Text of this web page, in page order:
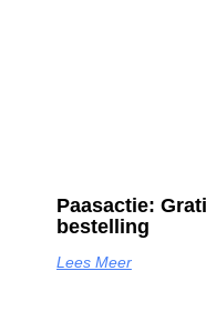
Paasactie:
bestelling
Lees Meer